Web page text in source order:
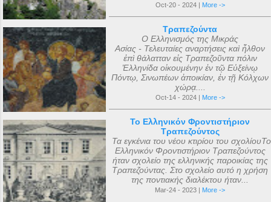
Oct-20 - 2024 | More ->
Τραπεζούντα
Ο Ελληνισμός της Μικράς
Ασίας - Τελευταίες αναρτήσεις καὶ ἦλθον
ἐπὶ θάλατταν εἰς Τραπεζοῦντα πόλιν
Ἑλληνίδα οἰκουμένην ἐν τῷ Εὐξείνῳ
Πόντῳ, Σινωπέων ἀποικίαν, ἐν τῇ Κόλχων
χώρᾳ....
Oct-14 - 2024 | More ->
Το Ελληνικόν Φροντιστήριον
Τραπεζούντος
Τα εγκένια του νέου κτιρίου του σχολίουΤο
Ελληνικόν Φροντιστήριον Τραπεζούντος
ήταν σχολείο της ελληνικής παροικίας της
Τραπεζούντας. Στο σχολείο αυτό η χρήση
της ποντιακής διαλέκτου ήταν...
Mar-24 - 2023 | More ->